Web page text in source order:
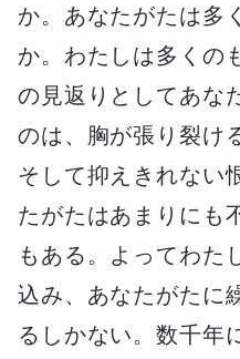
か。あなたがたは多
か。わたしは多くの
の見返りとしてあな
のは、胸が張り裂け
そして抑えきれない
たがたはあまりにも
もある。よってわた
込み、あなたがたに
るしかない。数千年